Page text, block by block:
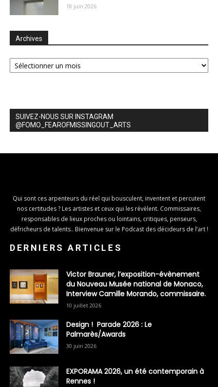
18 juin 2026
Archives
Archives
SUIVEZ-NOUS SUR INSTAGRAM
@FOMO_FEAROFMISSINGOUT_ARTS
Qui sont ces arpenteurs du réel qui bousculent, inventent et percutent
nos certitudes ? Les artistes et ceux qui les révèlent. Commissaires,
responsables de lieux proches ou lointains, critiques, penseurs,
défricheurs de talents.. Bienvenue sur le Podcast des décideurs de l’art !
DERNIERS ARTICLES
Victor Brauner, l’exposition-évènement
du Nouveau Musée national de Monaco,
Interview Camille Morando, commissaire.
10 juillet 2026
Design ! Parade 2026 : Le
Palmarès/Awards
30 juin 2026
EXPORAMA 2026, un été contemporain à
Rennes !